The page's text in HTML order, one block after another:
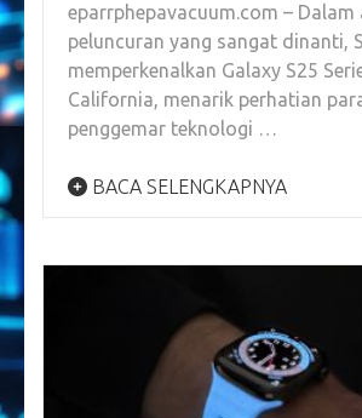
eparrphepavacuum.com – Dalam
peluncuran yang sangat dinanti,
memperkenalkan Galaxy S25
California, menarik perhatian
penggemar teknologi …
BACA SELENGKAPNYA